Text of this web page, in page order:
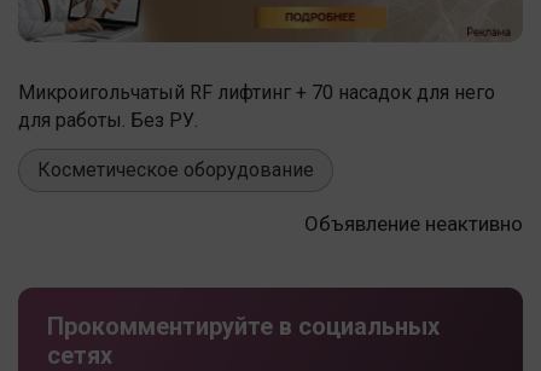
Микроигольчатый RF лифтинг + 70 насадок для него
для работы. Без РУ.
Косметическое оборудование
Объявление неактивно
Прокомментируйте в социальных
сетях